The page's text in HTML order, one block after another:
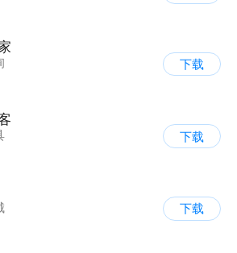
下载
下载
下载